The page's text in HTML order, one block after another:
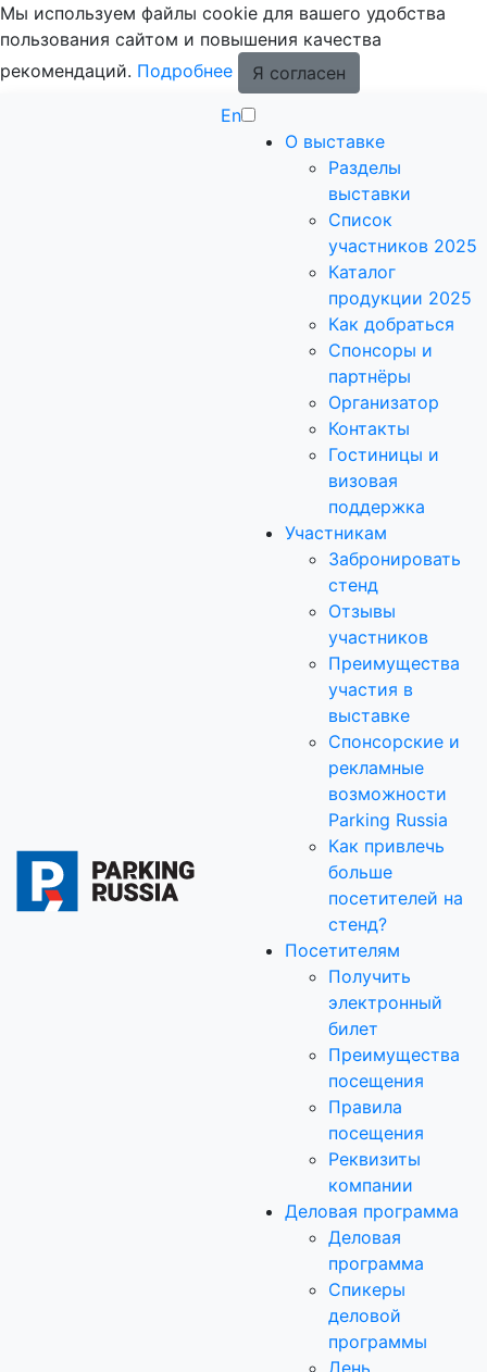
Мы используем файлы cookie для вашего удобства
пользования сайтом и повышения качества
рекомендаций. Подробнее
Я согласен
En
О выставке
Разделы
выставки
Список
участников 2025
Каталог
продукции 2025
Как добраться
Спонсоры и
партнёры
Организатор
Контакты
Гостиницы и
визовая
поддержка
Участникам
Забронировать
стенд
Отзывы
участников
Преимущества
участия в
выставке
Спонсорские и
рекламные
возможности
Parking Russia
Как привлечь
больше
посетителей на
стенд?
Посетителям
Получить
электронный
билет
Преимущества
посещения
Правила
посещения
Реквизиты
компании
Деловая программа
Деловая
программа
Спикеры
деловой
программы
День